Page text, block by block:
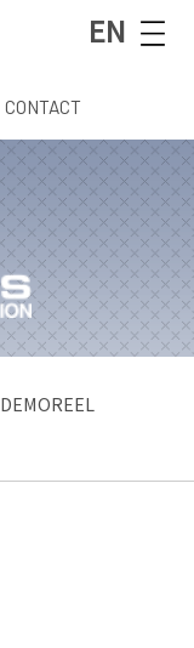
EN
CONTACT
DEMOREEL